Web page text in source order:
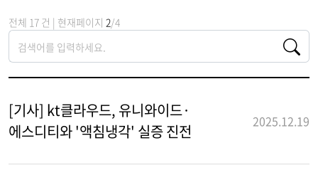
전체 17 건 | 현재페이지 2/4
[기사] kt클라우드, 유니와이드·
에스디티와 '액침냉각' 실증 진전
2025.12.19